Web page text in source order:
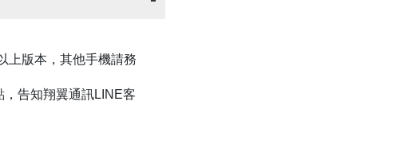
上版本，其他手機請務
告知翔翼通訊LINE客